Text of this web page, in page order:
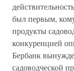
был первым,
продукты
конкуренцией
Бербанк
садоводческой